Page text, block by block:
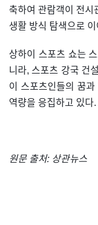
축하여 관람객이 전시
생활 방식 탐색으로
상하이 스포츠 쇼는
니라, 스포츠 강국 건
이 스포츠인들의 꿈
역량을 응집하고 있다.
원문 출처: 상관뉴스